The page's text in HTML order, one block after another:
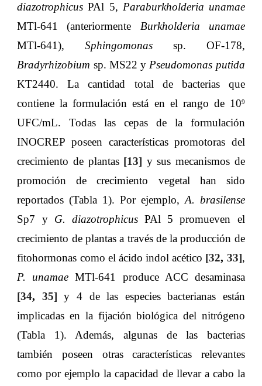
diazotrophicusPAl 5, Paraburkholderia unamae
MTl-641 (anteriormente Burkholderia unamae
MTl-641),Sphingomonas sp. OF-178,
Bradyrhizobium sp. MS22 yPseudomonas putida
KT2440. La cantidad total de bacterias que
contiene la formulación está en el rango de 109
UFC/mL. Todas las cepas de la formulación
INOCREP poseen características promotoras del
crecimiento de plantas [13] y sus mecanismos de
promoción de crecimiento vegetal han sido
reportados (Tabla 1). Por ejemplo,A. brasilense
Sp7 y G. diazotrophicusPAl 5 promueven el
crecimiento de plantas a través de la producción de
fitohormonas como el ácido indol acético [32, 33],
P. unamaeMTl-641 produce ACC desaminasa
[34, 35] y 4 de las especies bacterianas están
implicadas en la fijación biológica del nitrógeno
(Tabla 1). Además, algunas de las bacterias
también poseen otras características relevantes
como por ejemplo la capacidad de llevar a cabo la